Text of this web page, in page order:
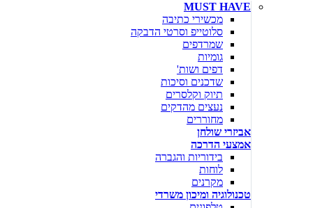
MUST HAVE
מכשירי כתיבה
סלוטייפ וסרטי הדבקה
שמרדפים
גומיות
דפים ושות'
שדכנים וסיכות
תיוק וקלסרים
נעצים מהדקים
מחוררים
אביזרי שולחן
אמצעי הדרכה
בידוריות והגברה
לוחות
מקרנים
טכנולוגיה ומיכון משרדי